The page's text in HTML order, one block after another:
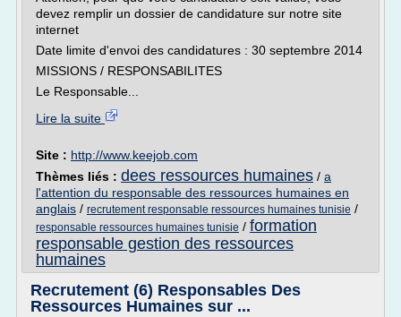
devez remplir un dossier de candidature sur notre site
internet
Date limite d'envoi des candidatures : 30 septembre 2014
MISSIONS / RESPONSABILITES
Le Responsable...
Lire la suite
Site : http://www.keejob.com
Thèmes liés : dees ressources humaines / a
l'attention du responsable des ressources humaines en
anglais / recrutement responsable ressources humaines tunisie /
responsable ressources humaines tunisie / formation
responsable gestion des ressources
humaines
Recrutement (6) Responsables Des
Ressources Humaines sur ...